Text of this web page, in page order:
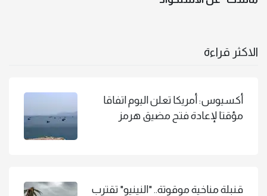
الاكثر قراءة
أكسيوس: أمريكا تعلن اليوم اتفاقا
مؤقتا لإعادة فتح مضيق هرمز
قنبلة مناخية موقوتة.. "النينيو" تقترب